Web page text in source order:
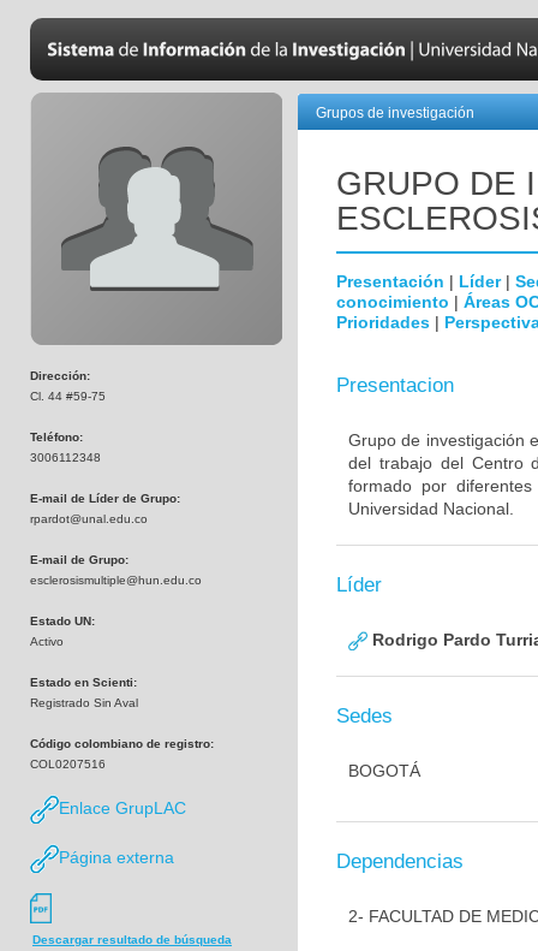
Dirección:
Cl. 44 #59-75
Teléfono:
3006112348
E-mail de Líder de Grupo:
rpardot@unal.edu.co
E-mail de Grupo:
esclerosismultiple@hun.edu.co
Estado UN:
Activo
Estado en Scienti:
Registrado Sin Aval
Código colombiano de registro:
COL0207516
Enlace GrupLAC
Página externa
Descargar resultado de búsqueda
Grupos de investigación
GRUPO DE
Presentación | Líder|
conocimiento | Áreas
Prioridades |
Presentacion
Grupo de investigación
del trabajo del Centro
formado por
Universidad Nacional.
Líder
Rodrigo Pardo
Sedes
BOGOTÁ
Dependencias
2- FACULTAD DE